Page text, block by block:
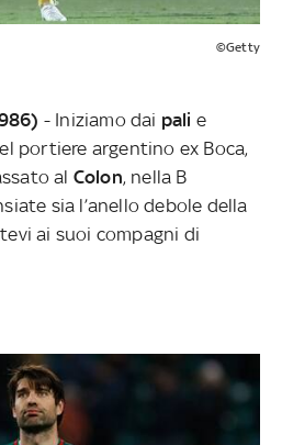
©Getty
- Iniziamo dai pali e
portiere argentino ex Boca,
al Colon, nella B
sia l’anello debole della
ai suoi compagni di